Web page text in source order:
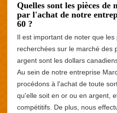
Quelles sont les pièces de
par l'achat de notre
60 ?
Il est important de noter que les
recherchées sur le marché des
argent sont les dollars
Au sein de notre entreprise
procédons à l'achat de toute
qu'elle soit en or ou en argent,
compétitifs. De plus, nous